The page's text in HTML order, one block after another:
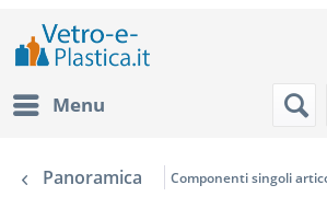
Menu
Panoramica Componenti singoli